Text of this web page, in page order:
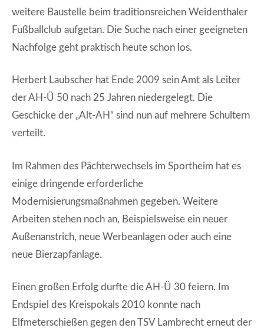
weitere Baustelle beim traditionsreichen Weidenthaler
Fußballclub aufgetan. Die Suche nach einer geeigneten
Nachfolge geht praktisch heute schon los.
Herbert Laubscher hat Ende 2009 sein Amt als Leiter
der AH-Ü 50 nach 25 Jahren niedergelegt. Die
Geschicke der „Alt-AH“ sind nun auf mehrere Schultern
verteilt.
Im Rahmen des Pächterwechsels im Sportheim hat es
einige dringende erforderliche
Modernisierungsmaßnahmen gegeben. Weitere
Arbeiten stehen noch an, Beispielsweise ein neuer
Außenanstrich, neue Werbeanlagen oder auch eine
neue Bierzapfanlage.
Einen großen Erfolg durfte die AH-Ü 30 feiern. Im
Endspiel des Kreispokals 2010 konnte nach
Elfmeterschießen gegen den TSV Lambrecht erneut der